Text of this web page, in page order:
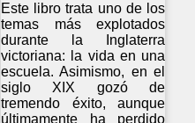
Este libro trata uno de los
temas más explotados
durante la Inglaterra
victoriana: la vida en una
escuela. Asimismo, en el
siglo XIX gozó de
tremendo éxito, aunque
últimamente ha perdido